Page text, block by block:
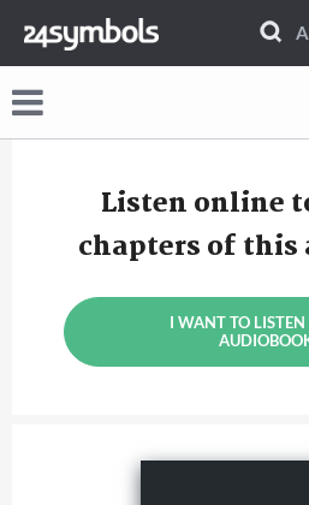
Listen online
chapters of this
I WANT TO LISTEN